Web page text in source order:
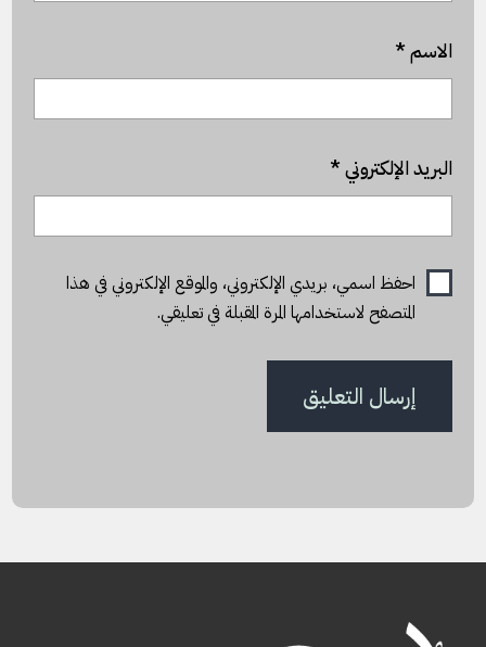
الاسم*
البريد الإلكتروني*
احفظ اسمي، بريدي الإلكتروني، والموقع الإلكتروني في هذا
المتصفح لاستخدامها المرة المقبلة في تعليقي.